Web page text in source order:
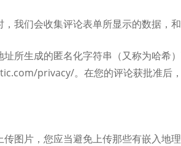
我们会收集评论表单所显示的数据，
址所生成的匿名化字符串（又称为哈希
privacy/。在您的评论获批准后，
图片，您应当避免上传那些有嵌入地